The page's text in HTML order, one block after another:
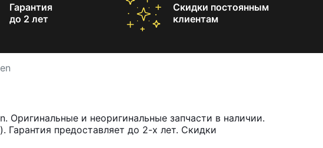
Гарантия
до 2 лет
Скидки постоянным
клиентам
и неоригинальные запчасти в наличии.
предоставляет до 2-х лет. Скидки